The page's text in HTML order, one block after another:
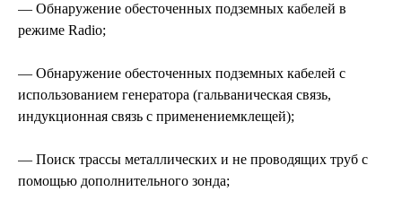
— Обнаружение обесточенных подземных кабелей в
режиме Radio;
— Обнаружение обесточенных подземных кабелей с
использованием генератора (гальваническая связь,
индукционная связь с применениемклещей);
— Поиск трассы металлических и не проводящих труб с
помощью дополнительного зонда;